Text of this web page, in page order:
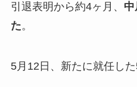
引退表明から約4ヶ月、
た。
5月12日、新たに就任し